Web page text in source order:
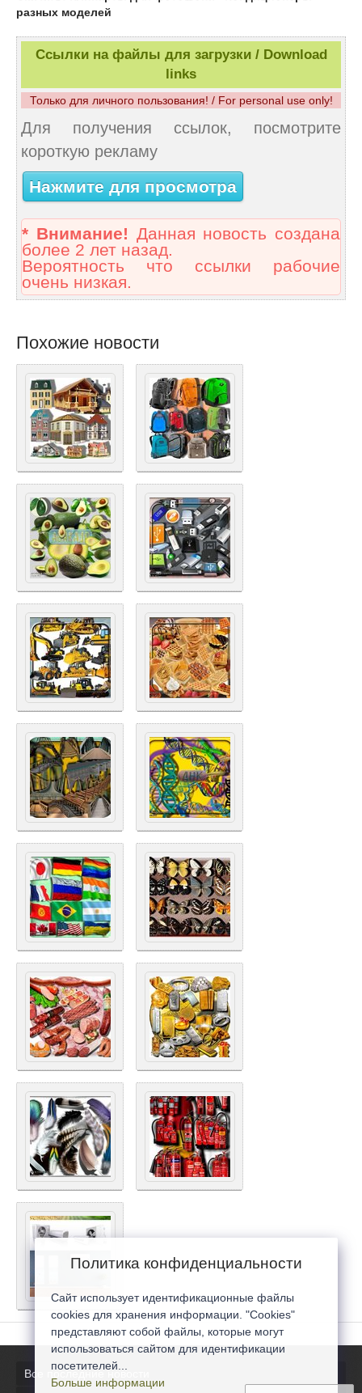
разных моделей
Ссылки на файлы для загрузки / Download
links
Только для личного пользования! / For personal use only!
Для получения ссылок, посмотрите
короткую рекламу
Нажмите для просмотра
* Внимание! Данная новость создана
более 2 лет назад.
Вероятность что ссылки рабочие
очень низкая.
Похожие новости
Все последние новости
Политика конфиденциальности
Сайт использует идентификационные файлы
cookies для хранения информации. "Cookies"
представляют собой файлы, которые могут
использоваться сайтом для идентификации
посетителей...
Больше информации